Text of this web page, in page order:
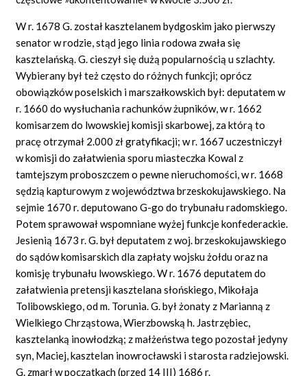
W r. 1678 G. został kasztelanem bydgoskim jako pierwszy
senator w rodzie, stąd jego linia rodowa zwała się
kasztelańską. G. cieszył się dużą popularnością u szlachty.
Wybierany był też często do różnych funkcji; oprócz
obowiązków poselskich i marszałkowskich był: deputatem w
r. 1660 do wysłuchania rachunków żupników, w r. 1662
komisarzem do lwowskiej komisji skarbowej, za którą to
pracę otrzymał 2.000 zł gratyfikacji; w r. 1667 uczestniczył
w komisji do załatwienia sporu miasteczka Kowal z
tamtejszym proboszczem o pewne nieruchomości, w r. 1668
sędzią kapturowym z województwa brzeskokujawskiego. Na
sejmie 1670 r. deputowano G-go do trybunału radomskiego.
Potem sprawował wspomniane wyżej funkcje konfederackie.
Jesienią 1673 r. G. był deputatem z woj. brzeskokujawskiego
do sądów komisarskich dla zapłaty wojsku żołdu oraz na
komisję trybunału lwowskiego. W r. 1676 deputatem do
załatwienia pretensji kasztelana słońskiego, Mikołaja
Tolibowskiego, od m. Torunia. G. był żonaty z Marianną z
Wielkiego Chrząstowa, Wierzbowską h. Jastrzębiec,
kasztelanką inowłodzką; z małżeństwa tego pozostał jedyny
syn, Maciej, kasztelan inowrocławski i starosta radziejowski.
G. zmarł w początkach (przed 14 III) 1686 r.